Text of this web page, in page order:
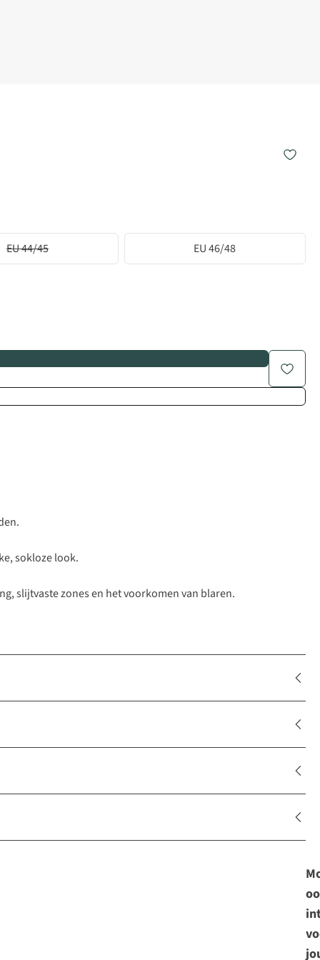
EU 44/45
EU 46/48
sokloze look.
slijtvaste zones en het voorkomen van blaren.